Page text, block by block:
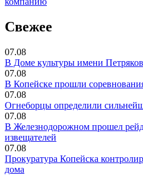
Свежее
07.08
В Доме культуры имени
07.08
В Копейске прошли
07.08
Огнеборцы определили
07.08
В Железнодорожном прошел
извещателей
07.08
Прокуратура Копейска
дома